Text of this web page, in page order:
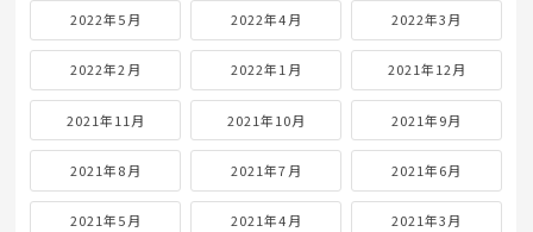
2022年5月 2022年4月 2022年3月
2022年2月 2022年1月 2021年12月
2021年11月 2021年10月 2021年9月
2021年8月 2021年7月 2021年6月
2021年5月 2021年4月 2021年3月